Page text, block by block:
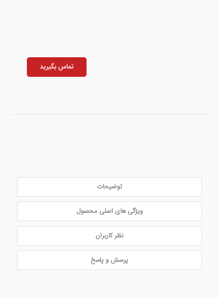
تماس بگیرید
توضیحات
ویژگی های اصلی محصول
نظر کاربران
پرسش و پاسخ